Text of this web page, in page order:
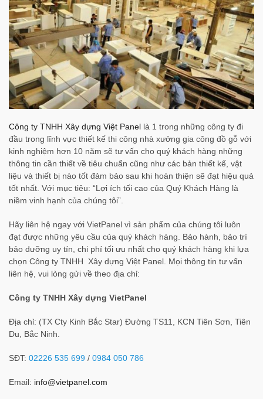
Công ty TNHH Xây dựng Việt Panel là 1 trong những công ty đi
đầu trong lĩnh vực thiết kế thi công nhà xưởng gia công đồ gỗ với
kinh nghiệm hơn 10 năm sẽ tư vấn cho quý khách hàng những
thông tin cần thiết về tiêu chuẩn cũng như các bản thiết kế, vật
liệu và thiết bị nào tốt đảm bảo sau khi hoàn thiện sẽ đạt hiệu quả
tốt nhất. Với mục tiêu: “Lợi ích tối cao của Quý Khách Hàng là
niềm vinh hạnh của chúng tôi”.
Hãy liên hệ ngay với VietPanel vì sản phẩm của chúng tôi luôn
đạt được những yêu cầu của quý khách hàng. Bảo hành, bảo trì
bảo dưỡng uy tín, chi phí tối ưu nhất cho quý khách hàng khi lựa
chọn Công ty TNHH Xây dựng Việt Panel. Mọi thông tin tư vấn
liên hệ, vui lòng gửi về theo địa chỉ:
Công ty TNHH Xây dựng VietPanel
Địa chỉ: (TX Cty Kinh Bắc Star) Đường TS11, KCN Tiên Sơn, Tiên
Du, Bắc Ninh.
SĐT: 02226 535 699 / 0984 050 786
Email: info@vietpanel.com